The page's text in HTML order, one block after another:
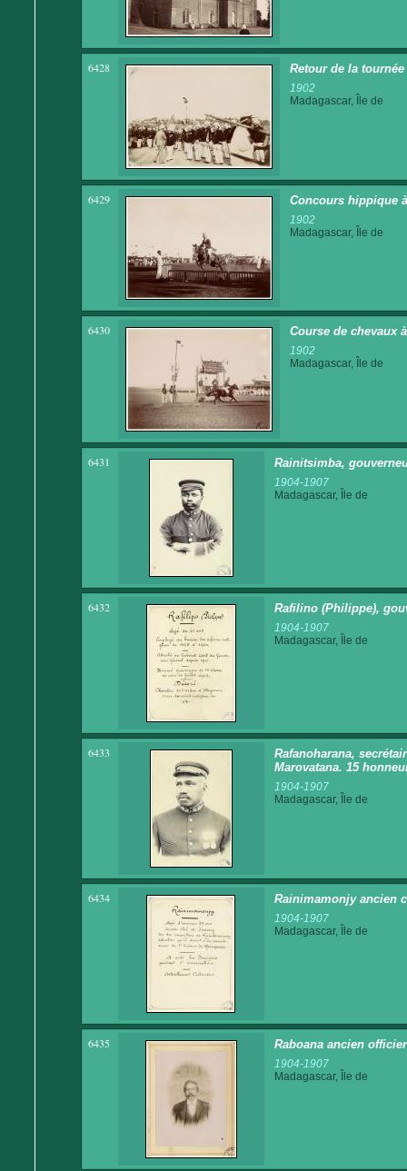
6428 Retour de la
1902
Madagascar, Île de
6429 Concours hippique
1902
Madagascar, Île de
6430 Course de chevaux
1902
Madagascar, Île de
6431 Rainitsimba,
1904-1907
Madagascar, Île de
6432 Rafilino (Philippe),
1904-1907
Madagascar, Île de
6433
Rafanoharana,
Marovatana. 15
1904-1907
Madagascar, Île de
6434 Rainimamonjy ancien
1904-1907
Madagascar, Île de
6435 Raboana ancien
1904-1907
Madagascar, Île de